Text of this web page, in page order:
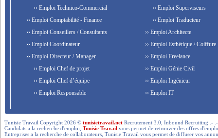
›› Emploi Technico-Commercial
›› Emploi Comptabilité - Finance
›› Emploi Conseillers / Consultants
›› Emploi Coordinateur
›› Emploi Directeur / Manager
›› Emploi Chef de projet
›› Emploi Chef d’équipe
›› Emploi Responsable
›› Emploi Superviseurs
›› Emploi Traducteur
›› Emploi Architecte
›› Emploi Esthétique / Coiffure
›› Emploi Freelance
›› Emploi Génie Civil
›› Emploi Ingénieur
›› Emploi IT
Tunisie Travail Copyright 2026 ©tunisietravail.net Recrutement 3.0, Inbound Recruiting .-
Candidats a la recherche d'emploi,Tunisie Travail vous permet de retrouver des offres
Entreprises a la recherche de collaborateurs, Tunisie Travail vous permet de diffuser vos